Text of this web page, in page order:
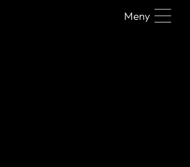
Meny